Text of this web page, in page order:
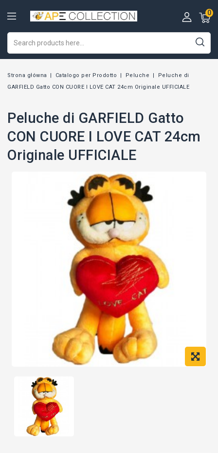
0
Strona główna Catalogo per Prodotto Peluche
Peluche di
GARFIELD Gatto CON CUORE I LOVE CAT 24cm Originale UFFICIALE
Peluche di GARFIELD Gatto
CON CUORE I LOVE CAT 24cm
Originale UFFICIALE